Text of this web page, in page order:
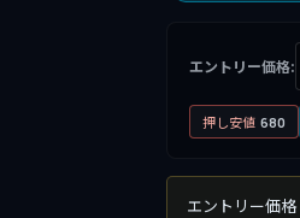
エントリー価格:
押し安値 680
エントリー価格